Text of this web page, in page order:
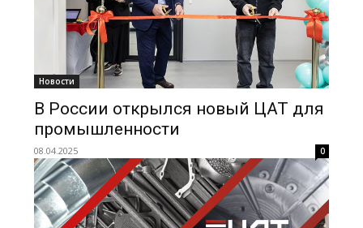
Новости
В России открылся новый ЦАТ для
промышленности
08.04.2025 0